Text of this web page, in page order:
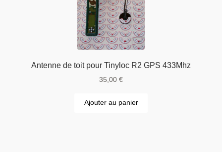
Antenne de toit pour Tinyloc R2 GPS 433Mhz
35,00 €
Ajouter au panier